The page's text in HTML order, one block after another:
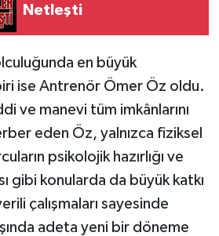
Netleşti
en büyük
ise Antrenör Ömer Öz oldu.
ve manevi tüm imkânlarını
eden Öz, yalnızca fiziksel
psikolojik hazırlığı ve
gibi konularda da büyük katkı
çalışmaları sayesinde
adeta yeni bir döneme